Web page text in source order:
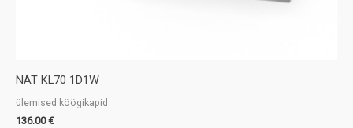
NAT KL70 1D1W
ülemised köögikapid
136.00€